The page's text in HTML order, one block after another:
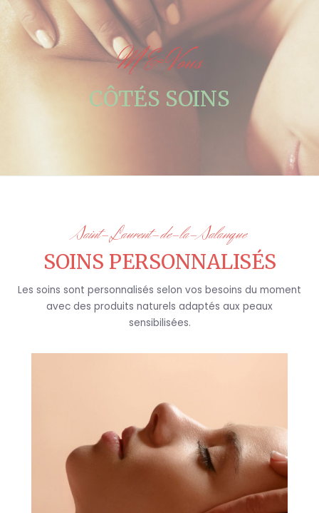
M & Vous
CÔTÉS SOINS
Saint-Laurent-de-la-Salanque
SOINS PERSONNALISÉS
Les soins sont personnalisés selon vos besoins du moment
avec des produits naturels adaptés aux peaux
sensibilisées.